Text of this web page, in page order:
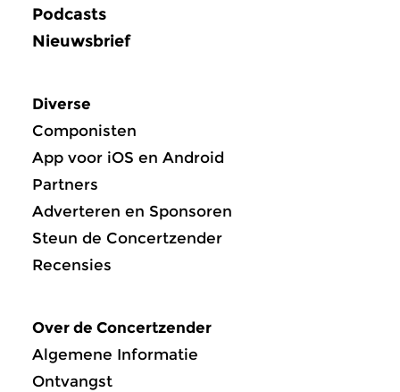
Podcasts
Nieuwsbrief
Diverse
Componisten
App voor iOS en Android
Partners
Adverteren en Sponsoren
Steun de Concertzender
Recensies
Over de Concertzender
Algemene Informatie
Ontvangst